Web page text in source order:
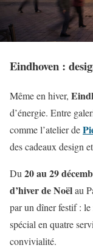
Eindhoven :
Même en hiver,
d’énergie. Entre
comme l’atelier de
des cadeaux design
Du 20 au 29
d’hiver de Noëlau
par un dîner festif : le
spécial en quatre
convivialité.